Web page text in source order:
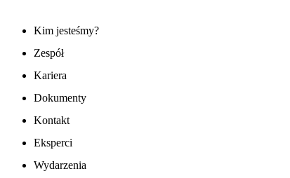
Kim jesteśmy?
Zespół
Kariera
Dokumenty
Kontakt
Eksperci
Wydarzenia